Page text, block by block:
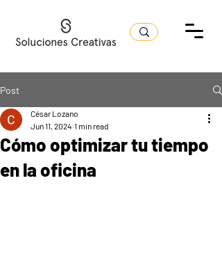
Post
Cómo optimizar tu tiempo
en la oficina
César Lozano
Jun 11, 2024 1 min read